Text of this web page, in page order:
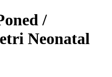
/
Neonatal